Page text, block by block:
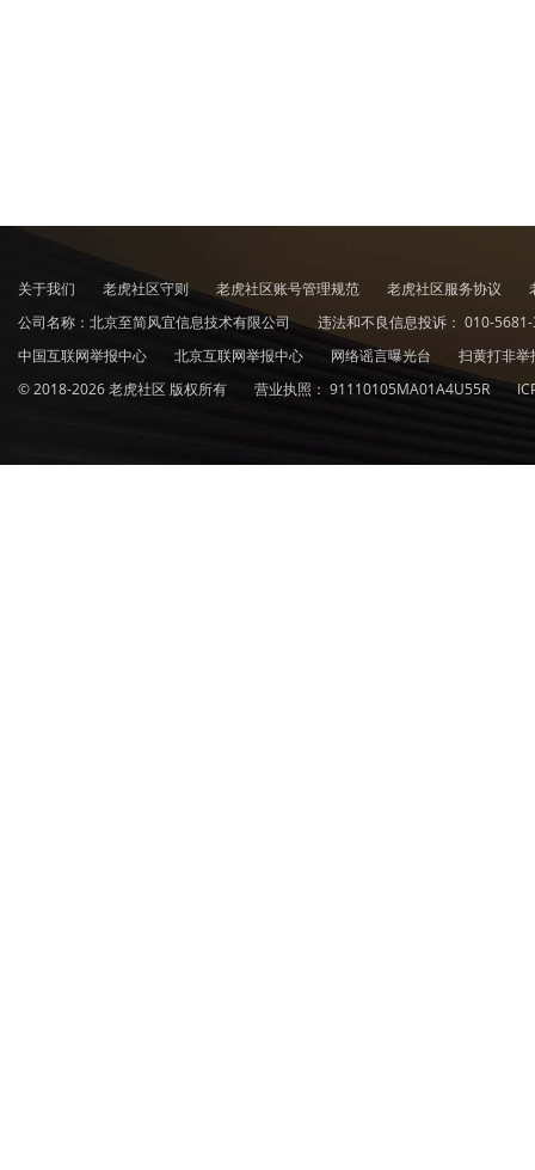
关于我们 老虎社区守则 老虎社区账号管理规范 老虎社区服务协议
公司名称：北京至简风宜信息技术有限公司
违法和不良信息投诉： 010-
中国互联网举报中心
北京互联网举报中心 网络谣言曝光台
扫黄打非
© 2018-2026 老虎社区 版权所有
营业执照： 91110105MA01A4U55R